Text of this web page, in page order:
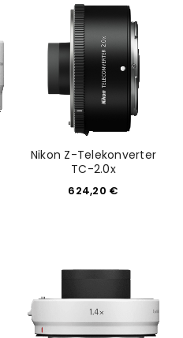
Nikon Z-Telekonverter
TC-2.0x
624,20 €